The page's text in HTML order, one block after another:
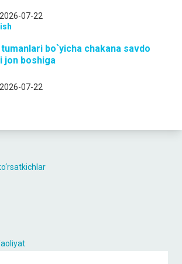
2026-07-22
bo`yicha chakana savdo
jon boshiga
2026-07-22